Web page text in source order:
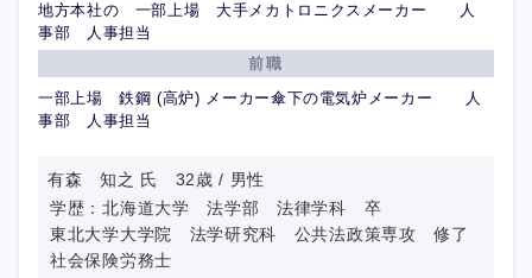
地方本社の 一部上場 大手メカトロニクスメーカー 人
事部 人事担当
前職
一部上場 鉄鋼 (高炉) メーカー傘下の電気炉メーカー 人
事部 人事担当
有森 知之 氏 32歳 / 男性
学歴：北海道大学 法学部 法律学科 卒
東北大学大学院 法学研究科 公共法政策専攻 修了
社会保険労務士